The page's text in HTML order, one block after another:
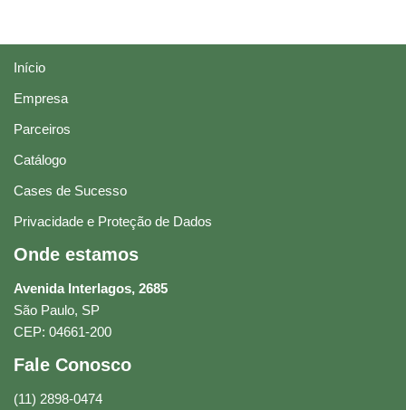
Início
Empresa
Parceiros
Catálogo
Cases de Sucesso
Privacidade e Proteção de Dados
Onde estamos
Avenida Interlagos, 2685
São Paulo, SP
CEP: 04661-200
Fale Conosco
(11) 2898-0474